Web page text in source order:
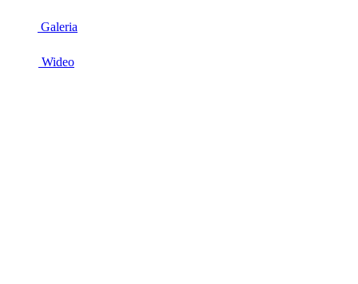
Galeria
Wideo